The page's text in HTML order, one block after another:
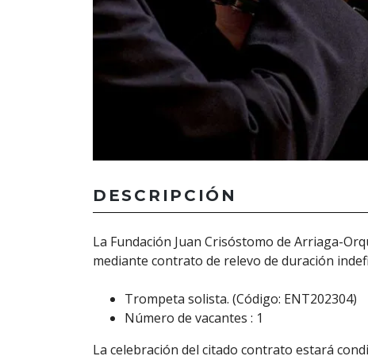
DESCRIPCIÓN
La Fundación Juan Crisóstomo de Arriaga-
mediante contrato de relevo de duración
Trompeta solista. (Código: ENT202304)
Número de vacantes : 1
La celebración del citado contrato estará